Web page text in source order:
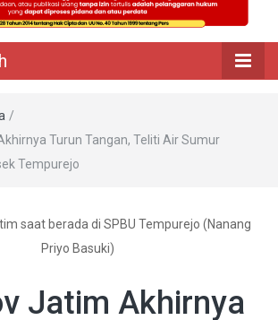
/
Turun Tangan, Teliti Air Sumur
Tempurejo
saat berada di SPBU Tempurejo (Nanang
Priyo Basuki)
Jatim Akhirnya